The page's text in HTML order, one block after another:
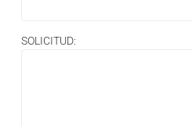
SOLICITUD: